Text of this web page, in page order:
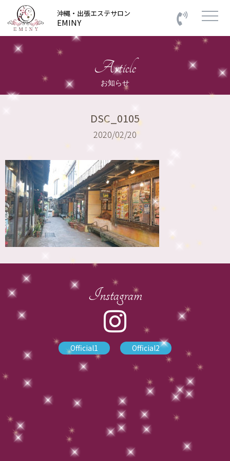
沖縄・出張エステサロン
EMINY
Article
お知らせ
DSC_0105
2020/02/20
Instagram
Official1 Official2